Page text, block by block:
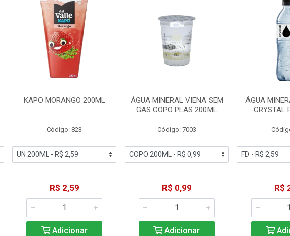
KAPO MORANGO 200ML
Código: 823
R$ 2,59
Adicionar
ÁGUA MINERAL VIENA SEM
GAS COPO PLAS 200ML
Código: 7003
R$ 0,99
Adicionar
ÁGUA
CRYSTAL
R$